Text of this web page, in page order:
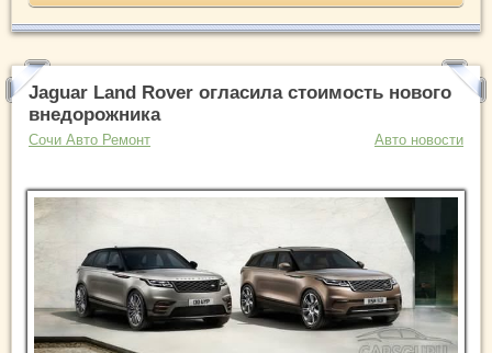
Jaguar Land Rover огласила стоимость нового
внедорожника
Сочи Авто Ремонт Авто новости